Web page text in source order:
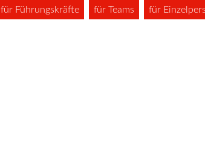
für Führungskräfte für Teams für